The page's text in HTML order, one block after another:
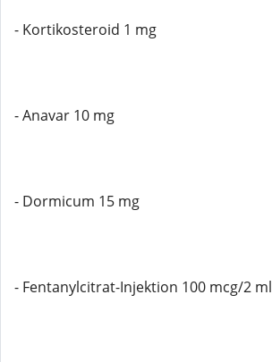
- Kortikosteroid 1 mg
- Anavar 10 mg
- Dormicum 15 mg
- Fentanylcitrat-Injektion 100 mcg/2 ml